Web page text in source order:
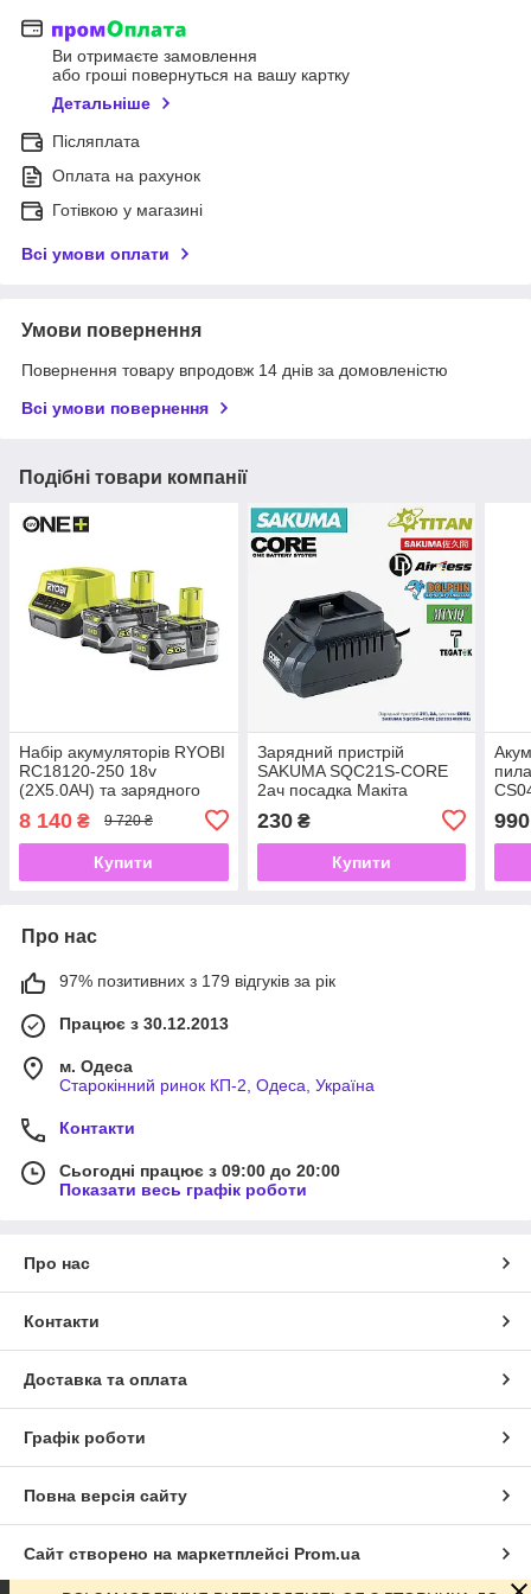
Ви отримаєте замовлення
або гроші повернуться на вашу картку
Детальніше
Післяплата
Оплата на рахунок
Готівкою у магазині
Всі умови оплати
Умови повернення
Повернення товару впродовж 14 днів за домовленістю
Всі умови повернення
Подібні товари компанії
Набір акумуляторів RYOBI
RC18120-250 18v
(2Х5.0АЧ) та зарядного
8 140 ₴ 9 720 ₴
Купити
Зарядний пристрій
SAKUMA SQC21S-CORE
2ач посадка Макіта
230₴
Купити
2Ач
990
Про нас
97% позитивних з 179 відгуків за рік
Працює з 30.12.2013
м. Одеса
Старокінний ринок КП-2, Одеса, Україна
Контакти
Сьогодні працює з 09:00 до 20:00
Показати весь графік роботи
Про нас
Контакти
Доставка та оплата
Графік роботи
Повна версія сайту
Сайт створено на маркетплейсі Prom.ua